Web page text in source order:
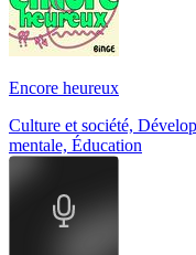
Encore heureux
Culture et société,
mentale, Éducation